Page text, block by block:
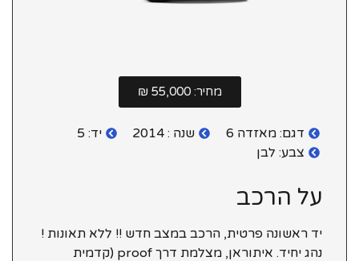
מחיר: 55,000 ₪
דגם: מאזדה 6 שנה : 2014
יד: 5
צבע: לבן
על הרכב
יד ראשונה פרטית, הרכב במצב חדש !! ללא תאונות !
נהג יחיד. איתוראן, מצלמת דרך proof (קדמית